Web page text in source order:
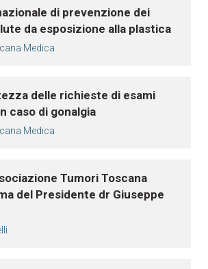
di prevenzione dei
da esposizione alla plastica
Medica
delle richieste di esami
caso di gonalgia
Medica
Tumori Toscana
del Presidente dr Giuseppe